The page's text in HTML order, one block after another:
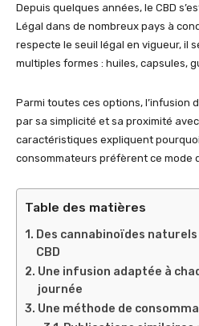
Depuis quelques années, le CBD
Légal dans de nombreux pays à
respecte le seuil légal en vigueur, il
multiples formes : huiles, capsules,
Parmi toutes ces options, l’infusion
par sa simplicité et sa proximité
caractéristiques expliquent
consommateurs préfèrent ce mode
Table des matières
Des cannabinoïdes
CBD
Une infusion adaptée à
journée
Une méthode de